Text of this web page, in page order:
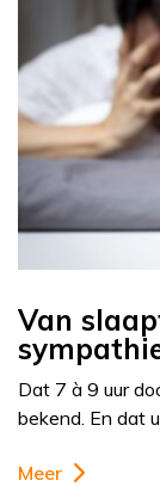
Van
Dat 7 à 9 uur
bekend. En dat
Meer